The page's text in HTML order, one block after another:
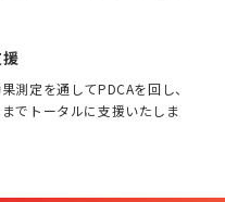
測定を通してPDCAを回し、
でトータルに支援いたしま